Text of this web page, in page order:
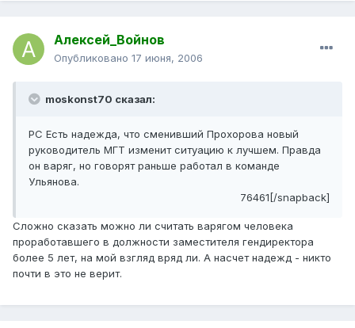
Алексей_Войнов
Опубликовано 17 июня, 2006
moskonst70 сказал:
РС Есть надежда, что сменивший Прохорова новый
руководитель МГТ изменит ситуацию к лучшем. Правда
он варяг, но говорят раньше работал в команде
Ульянова.
76461[/snapback]
Сложно сказать можно ли считать варягом человека
проработавшего в должности заместителя гендиректора
более 5 лет, на мой взгляд вряд ли. А насчет надежд - никто
почти в это не верит.